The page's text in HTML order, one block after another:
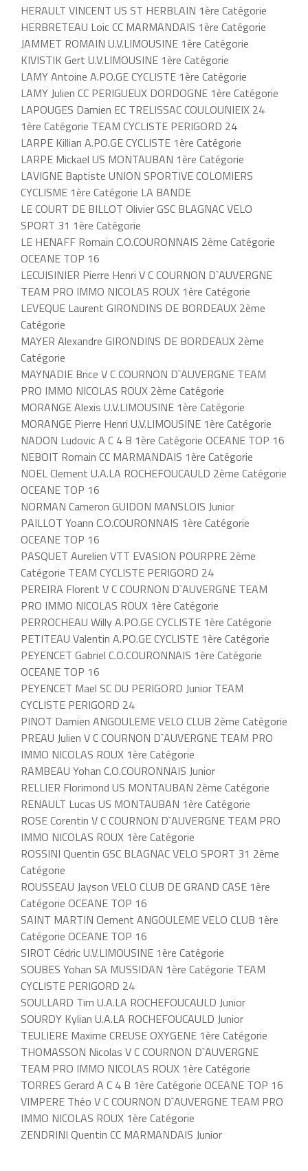
HERAULT VINCENT US ST HERBLAIN 1ère Catégorie
HERBRETEAU Loic CC MARMANDAIS 1ère Catégorie
JAMMET ROMAIN U.V.LIMOUSINE 1ère Catégorie
KIVISTIK Gert U.V.LIMOUSINE 1ère Catégorie
LAMY Antoine A.PO.GE CYCLISTE 1ère Catégorie
LAMY Julien CC PERIGUEUX DORDOGNE 1ère Catégorie
LAPOUGES Damien EC TRELISSAC COULOUNIEIX 24
1ère Catégorie TEAM CYCLISTE PERIGORD 24
LARPE Killian A.PO.GE CYCLISTE 1ère Catégorie
LARPE Mickael US MONTAUBAN 1ère Catégorie
LAVIGNE Baptiste UNION SPORTIVE COLOMIERS
CYCLISME 1ère Catégorie LA BANDE
LE COURT DE BILLOT Olivier GSC BLAGNAC VELO
SPORT 31 1ère Catégorie
LE HENAFF Romain C.O.COURONNAIS 2ème Catégorie
OCEANE TOP 16
LECUISINIER Pierre Henri V C COURNON D`AUVERGNE
TEAM PRO IMMO NICOLAS ROUX 1ère Catégorie
LEVEQUE Laurent GIRONDINS DE BORDEAUX 2ème
Catégorie
MAYER Alexandre GIRONDINS DE BORDEAUX 2ème
Catégorie
MAYNADIE Brice V C COURNON D`AUVERGNE TEAM
PRO IMMO NICOLAS ROUX 2ème Catégorie
MORANGE Alexis U.V.LIMOUSINE 1ère Catégorie
MORANGE Pierre Henri U.V.LIMOUSINE 1ère Catégorie
NADON Ludovic A C 4 B 1ère Catégorie OCEANE TOP 16
NEBOIT Romain CC MARMANDAIS 1ère Catégorie
NOEL Clement U.A.LA ROCHEFOUCAULD 2ème Catégorie
OCEANE TOP 16
NORMAN Cameron GUIDON MANSLOIS Junior
PAILLOT Yoann C.O.COURONNAIS 1ère Catégorie
OCEANE TOP 16
PASQUET Aurelien VTT EVASION POURPRE 2ème
Catégorie TEAM CYCLISTE PERIGORD 24
PEREIRA Florent V C COURNON D`AUVERGNE TEAM
PRO IMMO NICOLAS ROUX 1ère Catégorie
PERROCHEAU Willy A.PO.GE CYCLISTE 1ère Catégorie
PETITEAU Valentin A.PO.GE CYCLISTE 1ère Catégorie
PEYENCET Gabriel C.O.COURONNAIS 1ère Catégorie
OCEANE TOP 16
PEYENCET Mael SC DU PERIGORD Junior TEAM
CYCLISTE PERIGORD 24
PINOT Damien ANGOULEME VELO CLUB 2ème Catégorie
PREAU Julien V C COURNON D`AUVERGNE TEAM PRO
IMMO NICOLAS ROUX 1ère Catégorie
RAMBEAU Yohan C.O.COURONNAIS Junior
RELLIER Florimond US MONTAUBAN 2ème Catégorie
RENAULT Lucas US MONTAUBAN 1ère Catégorie
ROSE Corentin V C COURNON D`AUVERGNE TEAM PRO
IMMO NICOLAS ROUX 1ère Catégorie
ROSSINI Quentin GSC BLAGNAC VELO SPORT 31 2ème
Catégorie
ROUSSEAU Jayson VELO CLUB DE GRAND CASE 1ère
Catégorie OCEANE TOP 16
SAINT MARTIN Clement ANGOULEME VELO CLUB 1ère
Catégorie OCEANE TOP 16
SIROT Cédric U.V.LIMOUSINE 1ère Catégorie
SOUBES Yohan SA MUSSIDAN 1ère Catégorie TEAM
CYCLISTE PERIGORD 24
SOULLARD Tim U.A.LA ROCHEFOUCAULD Junior
SOURDY Kylian U.A.LA ROCHEFOUCAULD Junior
TEULIERE Maxime CREUSE OXYGENE 1ère Catégorie
THOMASSON Nicolas V C COURNON D`AUVERGNE
TEAM PRO IMMO NICOLAS ROUX 1ère Catégorie
TORRES Gerard A C 4 B 1ère Catégorie OCEANE TOP 16
VIMPERE Théo V C COURNON D`AUVERGNE TEAM PRO
IMMO NICOLAS ROUX 1ère Catégorie
ZENDRINI Quentin CC MARMANDAIS Junior